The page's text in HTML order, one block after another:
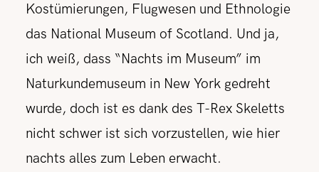
Kostümierungen, Flugwesen und Ethnologie
das National Museum of Scotland. Und ja,
ich weiß, dass “Nachts im Museum” im
Naturkundemuseum in New York gedreht
wurde, doch ist es dank des T-Rex Skeletts
nicht schwer ist sich vorzustellen, wie hier
nachts alles zum Leben erwacht.